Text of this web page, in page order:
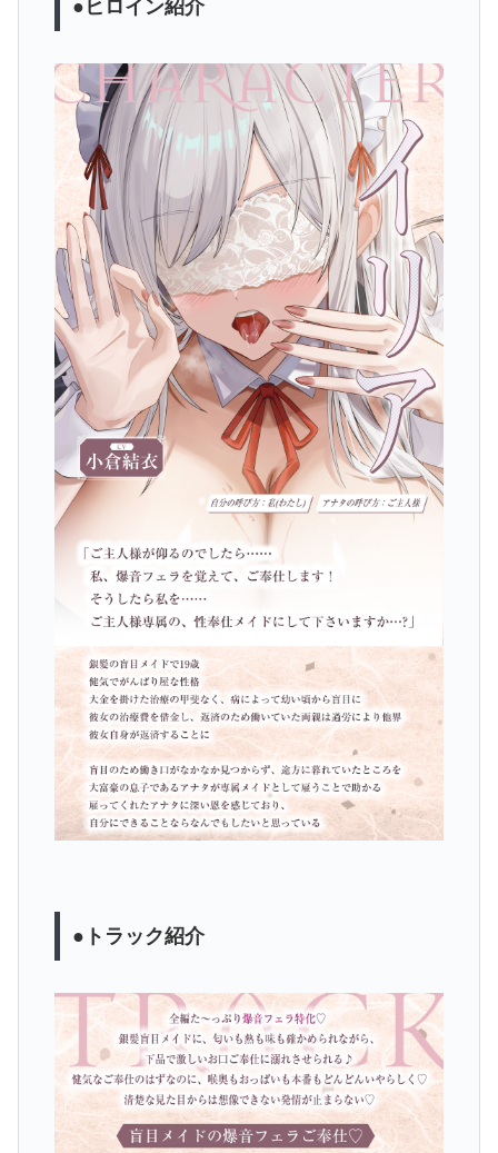
●ヒロイン紹介
●トラック紹介